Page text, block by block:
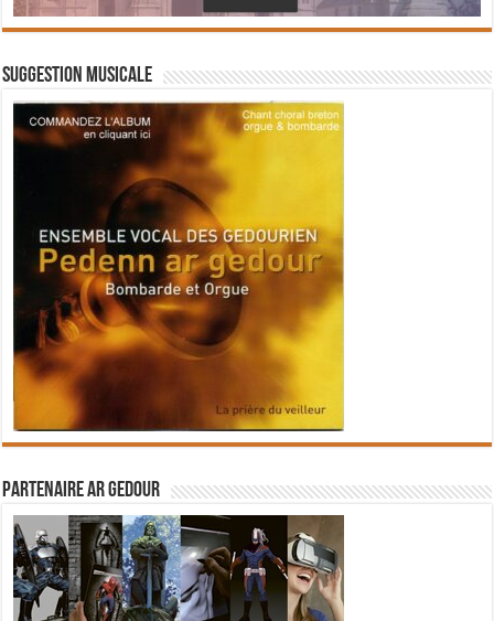
Suggestion musicale
Partenaire Ar Gedour